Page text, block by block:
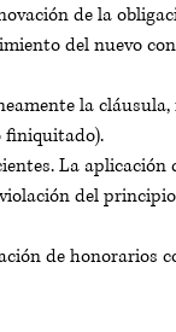
de la
del nuevo
la cláusula,
finiquitado).
La aplicación
del
de honorarios